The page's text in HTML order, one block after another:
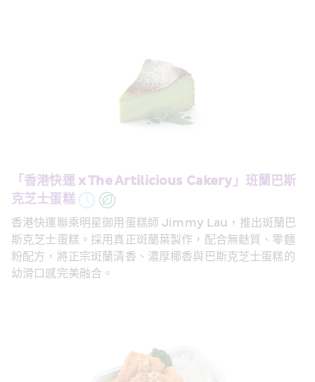
「香港快運 x The Artilicious Cakery」班蘭巴斯
克芝士蛋糕
香港快運聯乘明星御用蛋糕師 Jimmy Lau，推出斑蘭巴
斯克芝士蛋糕。採用真正斑蘭葉製作，配合無麩質、零麵
粉配方，將正宗斑蘭清香、濃厚椰香與巴斯克芝士蛋糕的
幼滑口感完美融合。